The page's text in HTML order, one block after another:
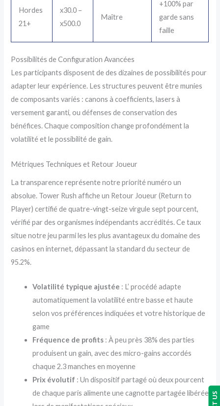
Hordes
21+
x30.0 –
x500.0
Maître
+100% par
garde sans
faille
Possibilités de Configuration Avancées
Les participants disposent de des dizaines de possibilités pour
adapter leur expérience. Les structures peuvent être munies
de composants variés : canons à coefficients, lasers à
versement garanti, ou défenses de conservation des
bénéfices. Chaque composition change profondément la
volatilité et le possibilité de gain.
Métriques Techniques et Retour Joueur
La transparence représente notre priorité numéro un
absolue. Tower Rush affiche un Retour Joueur (Return to
Player) certifié de quatre-vingt-seize virgule sept pourcent,
vérifié par des organismes indépendants accrédités. Ce taux
situe notre jeu parmi les les plus avantageux du domaine des
casinos en internet, dépassant la standard du secteur de
95.2%.
Volatilité typique ajustée : L’ procédé adapte
automatiquement la volatilité entre basse et haute
selon vos préférences indiquées et votre historique de
game
Fréquence de profits : À peu près 38% des parties
produisent un gain, avec des micro-gains accordés
chaque 2.3 manches en moyenne
Prix évolutif : Un dispositif partagé où deux pourcent
de chaque paris alimente une cagnotte partagée libérée